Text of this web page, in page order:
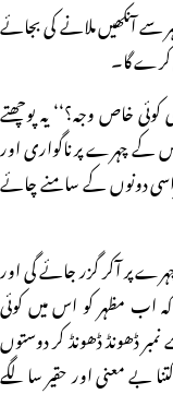
سے آنکھیں ملانے کی بجائے
کرے گا۔
خاص وجہ؟‘‘ یہ پوچھتے
کے چہرے پر ناگواری اور
دونوں کے سامنے چائے
پر آکر گزر جائے گی اور
اب مظہر کو اس میں کوئی
ڈھونڈ ڈھونڈ کر دوستوں
بے معنی اور حقیر سا لگے